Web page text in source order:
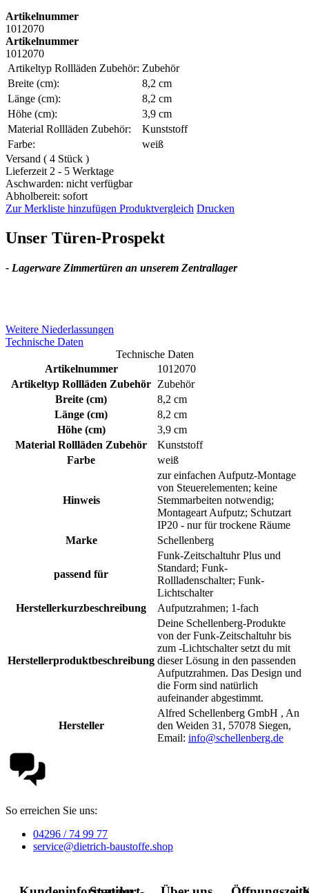
Artikelnummer
1012070
Artikelnummer
1012070
Artikeltyp Rollläden Zubehör: Zubehör
Breite (cm):
8,2 cm
Länge (cm):
8,2 cm
Höhe (cm):
3,9 cm
Material Rollläden Zubehör:
Kunststoff
Farbe:
weiß
Versand ( 4 Stück )
Lieferzeit 2 - 5 Werktage
Aschwarden: nicht verfügbar
Abholbereit: sofort
Zur Merkliste hinzufügen Produktvergleich Drucken
Unser Türen-Prospekt
- Lagerware Zimmertüren an unserem Zentrallager
Weitere Niederlassungen
Technische Daten
Technische Daten
Artikelnummer
1012070
Artikeltyp Rollläden Zubehör Zubehör
Breite (cm)
8,2 cm
Länge (cm)
8,2 cm
Höhe (cm)
3,9 cm
Material Rollläden Zubehör
Kunststoff
Farbe
weiß
Hinweis
zur einfachen Aufputz-Montage
von Steuerelementen; keine
Stemmarbeiten notwendig;
Montageart Aufputz; Schutzart
IP20 - nur für trockene Räume
Marke
Schellenberg
passend für
Funk-Zeitschaltuhr Plus und
Standard; Funk-
Rollladenschalter; Funk-
Lichtschalter
Herstellerkurzbeschreibung
Aufputzrahmen; 1-fach
Herstellerproduktbeschreibung
Deine Schellenberg-Produkte
von der Funk-Zeitschaltuhr bis
zum -Lichtschalter setzt du mit
dieser Lösung in den passenden
Aufputzrahmen. Das Design und
die Form sind natürlich
aufeinander abgestimmt.
Hersteller
Alfred Schellenberg GmbH , An
den Weiden 31, 57078 Siegen,
Email: info@schellenberg.de
So erreichen Sie uns:
04296 / 74 99 77
service@dietrich-baustoffe.shop